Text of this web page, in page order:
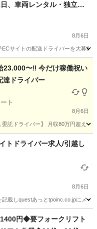
、車両レンタル・独立支
8月6日
ECサイトの配送ドライバーを大募
今だけ稼働祝い
達ドライバー
ト
8月6日
託ドライバー】 月収80万円超え
トドライバー求人/引越し
8月6日
しquestあっとtpoinc.co.jpにメ
1400円◆要フォークリフト